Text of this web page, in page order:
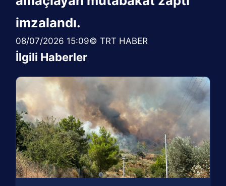
imzalandı.
08/07/2026 15:09© TRT HABER
İlgili Haberler